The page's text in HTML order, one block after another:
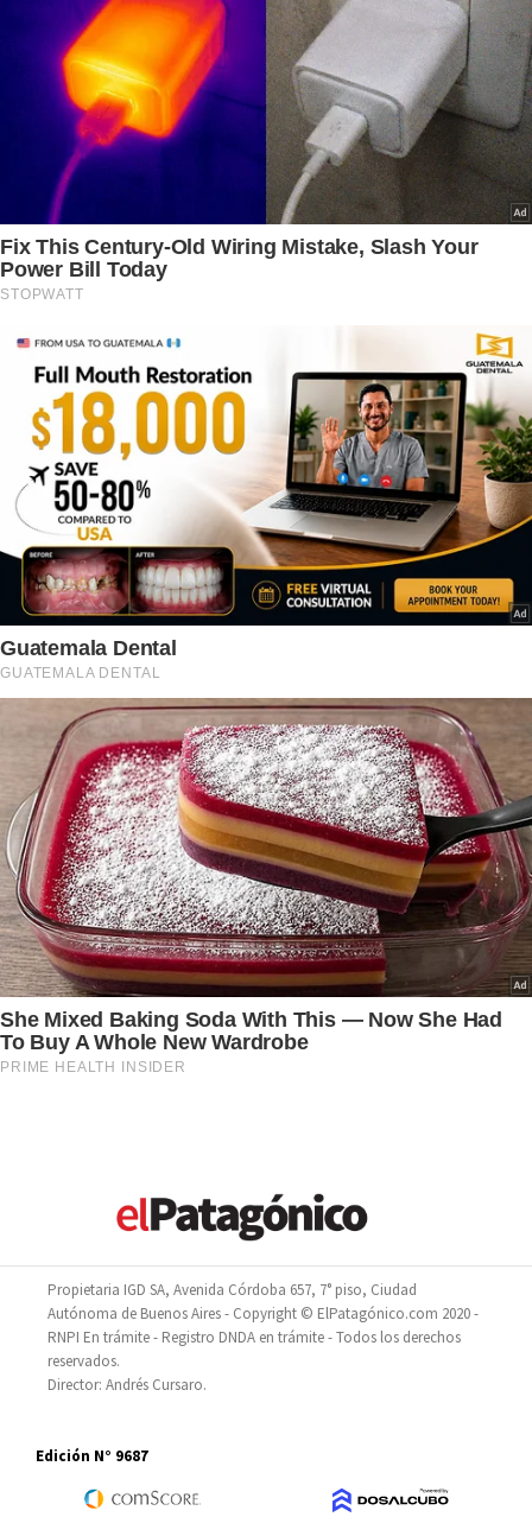
Propietaria IGD SA, Avenida Córdoba 657, 7° piso, Ciudad
Autónoma de Buenos Aires - Copyright © ElPatagónico.com 2020 -
RNPI En trámite - Registro DNDA en trámite - Todos los derechos
reservados.
Director: Andrés Cursaro.
Edición N° 9687